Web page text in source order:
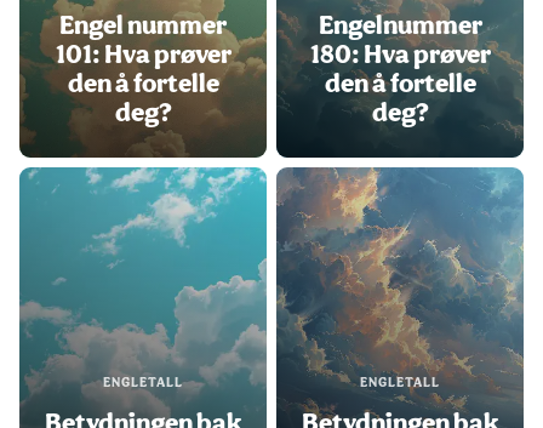
Engel nummer
101: Hva prøver
den å fortelle
deg?
Engelnummer
180: Hva prøver
den å fortelle
deg?
ENGLETALL ENGLETALL